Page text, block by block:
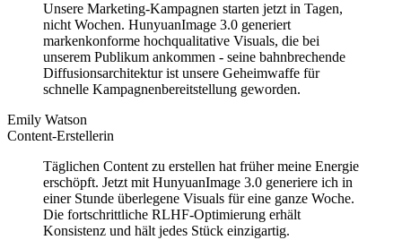
Unsere Marketing-Kampagnen starten jetzt in Tagen,
nicht Wochen. HunyuanImage 3.0 generiert
markenkonforme hochqualitative Visuals, die bei
unserem Publikum ankommen - seine bahnbrechende
Diffusionsarchitektur ist unsere Geheimwaffe für
schnelle Kampagnenbereitstellung geworden.
Emily Watson
Content-Erstellerin
Täglichen Content zu erstellen hat früher meine Energie
erschöpft. Jetzt mit HunyuanImage 3.0 generiere ich in
einer Stunde überlegene Visuals für eine ganze Woche.
Die fortschrittliche RLHF-Optimierung erhält
Konsistenz und hält jedes Stück einzigartig.